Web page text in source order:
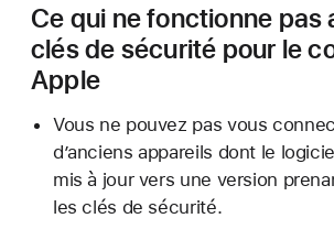
Ce qui ne fonctionne pas
clés de sécurité pour le
Apple
Vous ne pouvez pas vous
d’anciens appareils dont le
mis à jour vers une version
les clés de sécurité.